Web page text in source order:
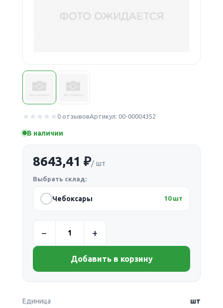
0 отзывовАртикул: 00-00004352
В наличии
8643,41 ₽/ шт
Выбрать склад:
Чебоксары 10 шт
Добавить в корзину
Единица шт